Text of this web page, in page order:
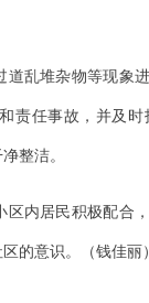
乱堆杂物等现象
责任事故，并及
整洁。
内居民积极配合
的意识。（钱佳丽